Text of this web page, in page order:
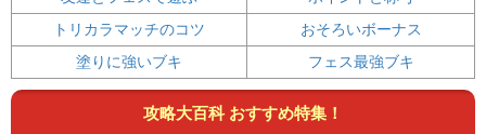
トリカラマッチのコツ
おそろいボーナス
塗りに強いブキ
フェス最強ブキ
攻略大百科 おすすめ特集！